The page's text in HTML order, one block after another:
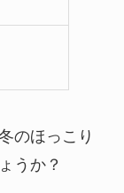
のほっこり
うか？